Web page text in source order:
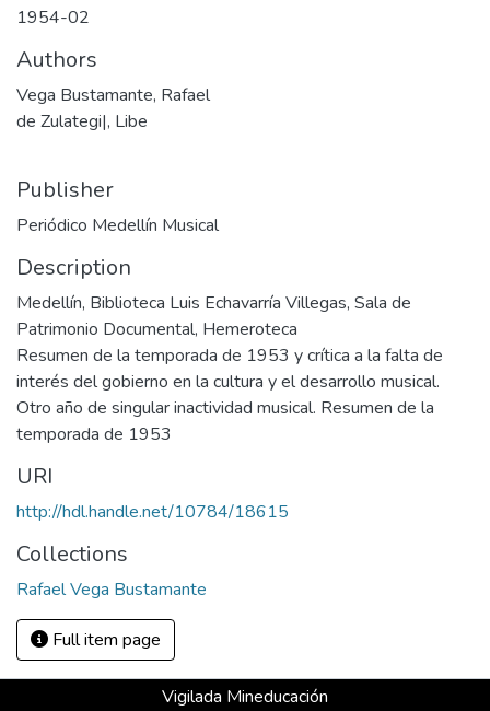
1954-02
Authors
Vega Bustamante, Rafael
de Zulategi|, Libe
Publisher
Periódico Medellín Musical
Description
Medellín, Biblioteca Luis Echavarría Villegas, Sala de
Patrimonio Documental, Hemeroteca
Resumen de la temporada de 1953 y crítica a la falta de
interés del gobierno en la cultura y el desarrollo musical.
Otro año de singular inactividad musical. Resumen de la
temporada de 1953
URI
http://hdl.handle.net/10784/18615
Collections
Rafael Vega Bustamante
Full item page
Vigilada Mineducación